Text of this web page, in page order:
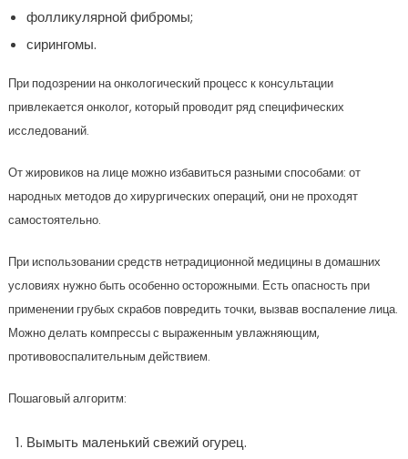
фолликулярной фибромы;
сирингомы.
При подозрении на онкологический процесс к консультации
привлекается онколог, который проводит ряд специфических
исследований.
От жировиков на лице можно избавиться разными способами: от
народных методов до хирургических операций, они не проходят
самостоятельно.
При использовании средств нетрадиционной медицины в домашних
условиях нужно быть особенно осторожными. Есть опасность при
применении грубых скрабов повредить точки, вызвав воспаление лица.
Можно делать компрессы с выраженным увлажняющим,
противовоспалительным действием.
Пошаговый алгоритм:
Вымыть маленький свежий огурец.